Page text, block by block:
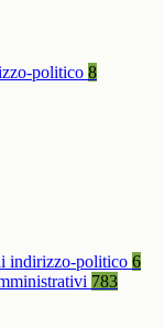
politico 8
indirizzo-politico 6
783